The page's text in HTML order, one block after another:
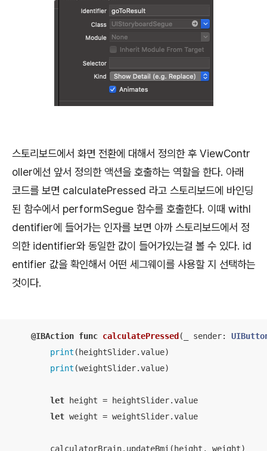
스토리보드에서 화면 전환에 대해서 정의한 후 ViewContr
oller에선 앞서 정의한 액션을 호출하는 역할을 한다. 아래
코드를 보면 calculatePressed 라고 스토리보드에 바인딩
된 함수에서 performSegue 함수를 호출한다. 이때 withI
dentifier에 들어가는 인자를 보면 아까 스토리보드에서 정
의한 identifier와 동일한 값이 들어가있는걸 볼 수 있다. id
entifier 값을 확인해서 어떤 세그웨이를 사용할 지 선택하는
것이다.
@IBAction func calculatePressed ( sender:
print (heightSlider.value)
print (weightSlider.value)
let height = heightSlider.value
let weight = weightSlider.value
        calculatorBrain.updateBmi(height, weight)